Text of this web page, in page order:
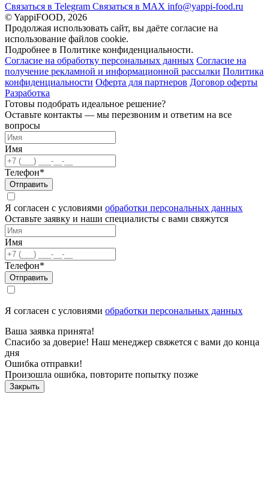
Связаться в Telegram Связаться в МАХ info@yappi-food.ru
© YappiFOOD, 2026
Продолжая использовать сайт, вы даёте согласие на
использование файлов cookie.
Подробнее в Политике конфиденциальности.
Согласие на обработку персональных данных Согласие на
получение рекламной и информационной рассылки Политика
конфиденциальности Оферта для партнеров Договор оферты
Разработка
Готовы подобрать идеальное решение?
Оставьте контакты — мы перезвоним и ответим на все
вопросы
Имя
Телефон*
Отправить
Я согласен с условиями обработки персональных данных
Оставьте заявку и наши специалисты с вами свяжутся
Имя
Телефон*
Отправить
Я согласен с условиями обработки персональных данных
Ваша заявка принята!
Спасибо за доверие! Наш менеджер свяжется с вами до конца
дня
Ошибка отправки!
Произошла ошибка, повторите попытку позже
Закрыть